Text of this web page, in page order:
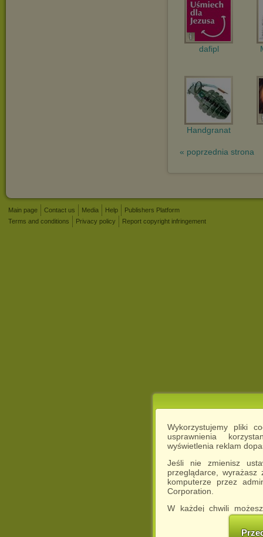
Wykorzystujemy pliki
usprawnienia
wyświetlenia reklam
Jeśli nie zmienisz
przeglądarce,
komputerze przez
Corporation.
W każdej chwili
cookies w swojej
w naszej
dafipl
Handgranat
« poprzednia strona
Main page Contact us Media Help
Publishers Platform
Terms and conditions
Privacy policy Report copyright infringement